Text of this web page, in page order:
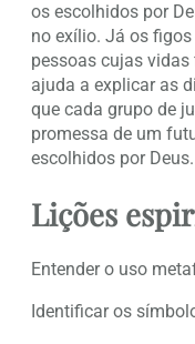
os escolhidos por
no exílio. Já os
pessoas cujas
ajuda a explicar as
que cada grupo de
promessa de um
escolhidos por Deus.
Lições
Entender o uso
Identificar os